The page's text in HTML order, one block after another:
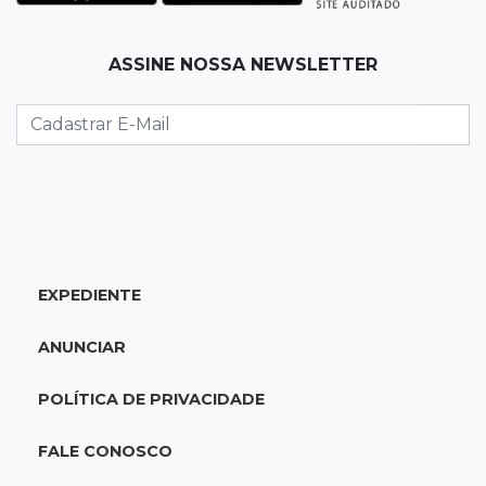
Granizo danifica telhados e plantações
Inter perde para o Corinthians mas avança às
quartas da Copa do Brasil
Foragido por roubo morre baleado em
ASSINE NOSSA NEWSLETTER
EXPEDIENTE
ANUNCIAR
POLÍTICA DE PRIVACIDADE
FALE CONOSCO